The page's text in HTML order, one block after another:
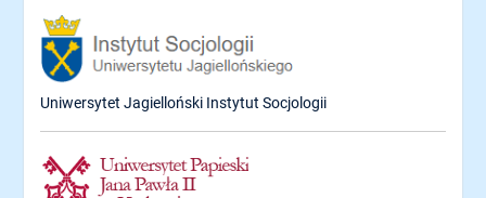
Uniwersytet Jagielloński Instytut Socjologii